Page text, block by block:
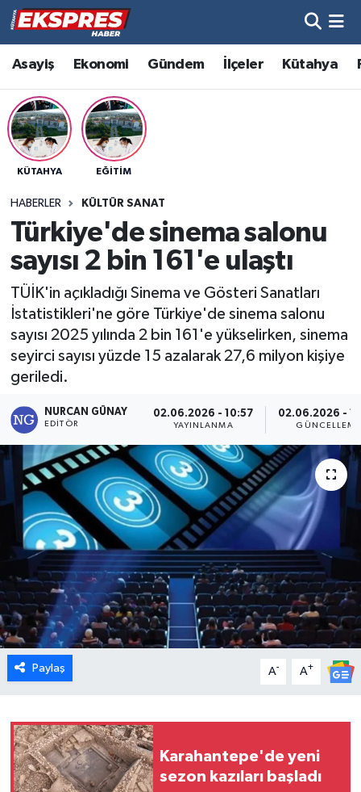
Asayiş Ekonomi Gündem İlçeler Kütahya
KÜTAHYA EĞITIM
HABERLER KÜLTÜR SANAT
Türkiye'de sinema salonu
sayısı 2 bin 161'e ulaştı
TÜİK'in açıkladığı Sinema ve Gösteri Sanatları
İstatistikleri'ne göre Türkiye'de sinema salonu
sayısı 2025 yılında 2 bin 161'e yükselirken, sinema
seyirci sayısı yüzde 15 azalarak 27,6 milyon kişiye
geriledi.
NURCAN GÜNAY
EDITÖR
02.06.2026 - 10:57
YAYINLANMA
02.06.2026 -
GÜNCELLEME
Paylaş A- A+
Karahantepe'de yeni
sezon kazıları başladı
Altıntaş
Asayiş
Aslanapa
Bölge
Çavdarhisar
Domaniç
Dumlupınar
Ekonomi
Emet
Foto Galeri
Gediz
Genel
Gündem
Hisarcık
İlçeler
Hava Durumu
Trafik Durumu
Süper Lig Puan Durumu ve Fikstür
Son Dakika Haberleri
Haber Arşivi